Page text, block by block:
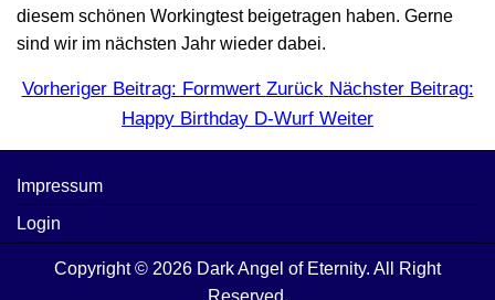
diesem schönen Workingtest beigetragen haben. Gerne
sind wir im nächsten Jahr wieder dabei.
Vorheriger Beitrag: Formwert Zurück Nächster Beitrag:
Happy Birthday D-Wurf Weiter
Impressum
Login
Copyright © 2026 Dark Angel of Eternity. All Right
Reserved.